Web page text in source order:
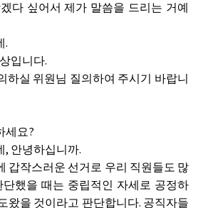
다 싶어서 제가 말씀을 드리는 거예
.
입니다.
하실 위원님 질의하여 주시기 바랍니
세요?
, 안녕하십니까.
갑작스러운 선거로 우리 직원들도 많
했을 때는 중립적인 자세로 공정하
왔을 것이라고 판단합니다. 공직자들